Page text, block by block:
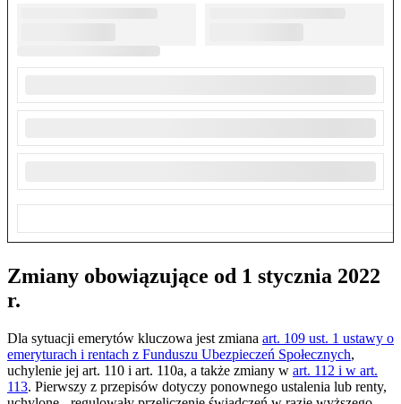
Zmiany obowiązujące od 1 stycznia 2022
r.
Dla sytuacji emerytów kluczowa jest zmiana art. 109 ust. 1 ustawy o
emeryturach i rentach z Funduszu Ubezpieczeń Społecznych,
uchylenie jej art. 110 i art. 110a, a także zmiany w art. 112 i w art.
113. Pierwszy z przepisów dotyczy ponownego ustalenia lub renty,